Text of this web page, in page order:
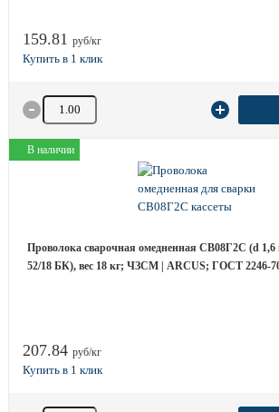
159.81 руб/кг
Количество товара
В наличии
Проволока сварочная омедненная СВ08Г2С (d 1,6
52/18 БК), вес 18 кг; ЧЗСМ | ARCUS; ГОСТ 2246-
207.84 руб/кг